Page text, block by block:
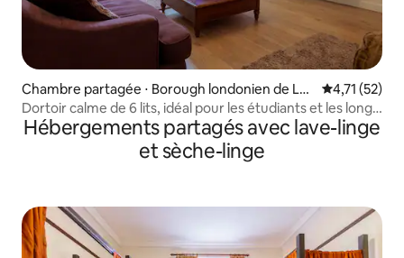
Chambre partagée ⋅ Borough londonien de Le
wisham
Évaluation
4,71 (52)
Dortoir calme de 6 lits, idéal pour les étudiants et les longs
séjours
Hébergements partagés avec lave-linge
et sèche-linge